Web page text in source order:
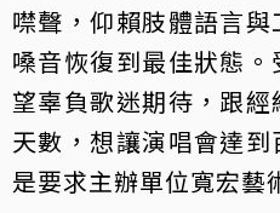
噤聲，仰賴肢體語言
嗓音恢復到最佳狀態
望辜負歌迷期待，跟
天數，想讓演唱會達
是要求主辦單位寬宏藝